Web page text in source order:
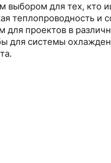
выбором для тех, кто
теплопроводность и
проектов в
для системы